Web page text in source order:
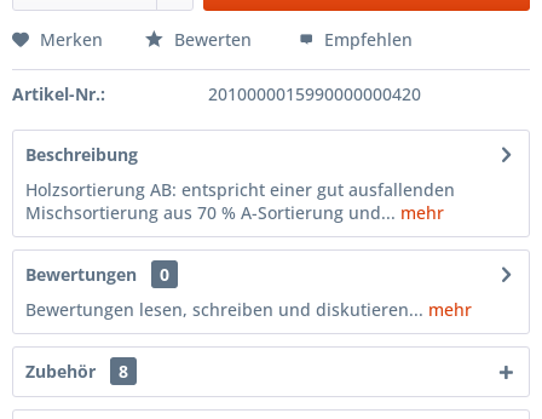
Merken Bewerten Empfehlen
Artikel-Nr.: 2010000015990000000420
Beschreibung
Holzsortierung AB: entspricht einer gut ausfallenden
Mischsortierung aus 70 % A-Sortierung und... mehr
Bewertungen
0
Bewertungen lesen, schreiben und diskutieren... mehr
Zubehör 8